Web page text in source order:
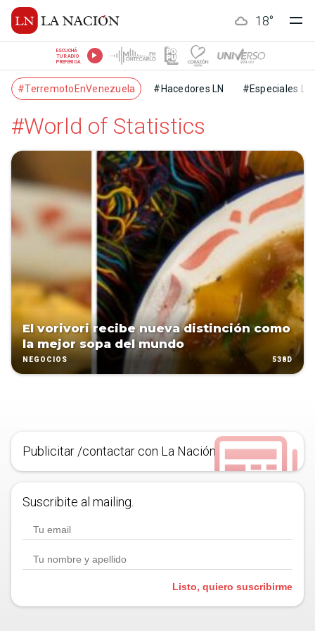
18°
ESCUCHÁ
TU RADIO
PREFERIDA
#TerremotoEnVenezuela #Hacedores LN #Especiales LN
#World of Statistics
El vorivori recibe nueva distinción como
la mejor sopa del mundo
NEGOCIOS 538D
Publicitar /contactar con La Nación
Suscribite al mailing.
Listo, quiero suscribirme